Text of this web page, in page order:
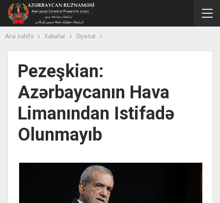
Ana səhifə Xəbərlər Siyasət
Pezeşkian:
Azərbaycanın Hava
Limanından Istifadə
Olunmayıb